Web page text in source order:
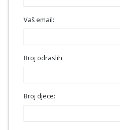
Vaš email:
Broj odraslih:
Broj djece: